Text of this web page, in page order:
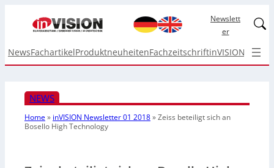
Newslett
er
NewsFachartikelProduktneuheitenFachzeitschriftinVISION Top
NEWS
Home» inVISION Newsletter 01 2018»Zeiss beteiligt sich an
Bosello High Technology